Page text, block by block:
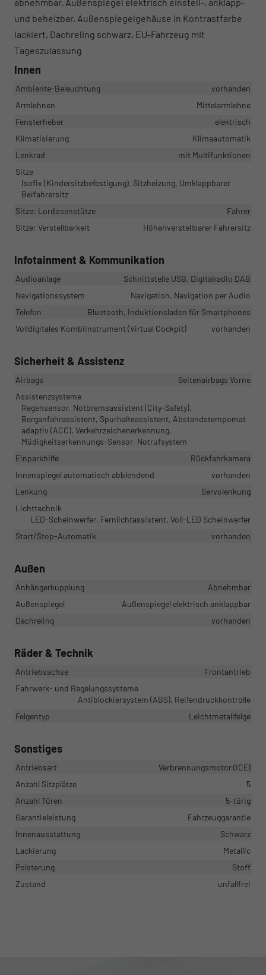
und beheizbar, Außenspiegelgehäuse in Kontrastfarbe
lackiert, Dachreling schwarz, EU-Fahrzeug mit
Tageszulassung
Innen
Ambiente-Beleuchtung
vorhanden
Armlehnen
Mittelarmlehne
Fensterheber
elektrisch
Klimatisierung
Klimaautomatik
Lenkrad
mit Multifunktionen
Sitze
Isofix (Kindersitzbefestigung), Sitzheizung, Umklappbarer
Beifahrersitz
Sitze: Lordosenstütze
Fahrer
Sitze: Verstellbarkeit
Höhenverstellbarer Fahrersitz
Infotainment & Kommunikation
Audioanlage
Schnittstelle USB, Digitalradio DAB
Navigationssystem
Navigation, Navigation per Audio
Telefon
Bluetooth, Induktionsladen für Smartphones
Volldigitales Kombiinstrument (Virtual Cockpit)
vorhanden
Sicherheit & Assistenz
Airbags
Seitenairbags Vorne
Assistenzsysteme
Regensensor, Notbremsassistent (City-Safety),
Berganfahrassistent, Spurhalteassistent, Abstandstempomat
adaptiv (ACC), Verkehrzeichenerkennung,
Müdigkeitserkennungs-Sensor, Notrufsystem
Einparkhilfe
Rückfahrkamera
Innenspiegel automatisch abblendend
vorhanden
Lenkung
Servolenkung
Lichttechnik
LED-Scheinwerfer, Fernlichtassistent, Voll-LED Scheinwerfer
Start/Stop-Automatik
vorhanden
Außen
Anhängerkupplung
Abnehmbar
Außenspiegel
Außenspiegel elektrisch anklappbar
Dachreling
vorhanden
Räder & Technik
Antriebsachse
Frontantrieb
Fahrwerk- und Regelungssysteme
Antiblockiersystem (ABS), Reifendruckkontrolle
Felgentyp
Leichtmetallfelge
Sonstiges
Antriebsart
Verbrennungsmotor (ICE)
Anzahl Sitzplätze
5
Anzahl Türen
5-türig
Garantieleistung
Fahrzeuggarantie
Innenausstattung
Schwarz
Lackierung
Metallic
Polsterung
Stoff
Zustand
unfallfrei